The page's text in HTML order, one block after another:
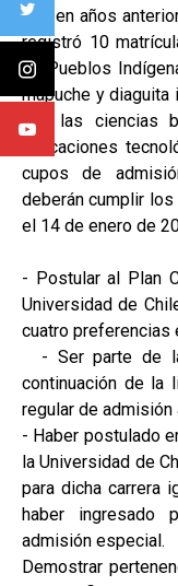
que en años
registró 10
de Pueblos
mapuche y diaguita
con las ciencias
aplicaciones
cupos de
deberán cumplir
el 14 de enero de
- Postular al Plan
Universidad de
cuatro preferencias
- Ser parte de
continuación de la
regular de admisión
- Haber postulado
la Universidad de
para dicha carrera
haber ingresado
admisión especial.
Demostrar